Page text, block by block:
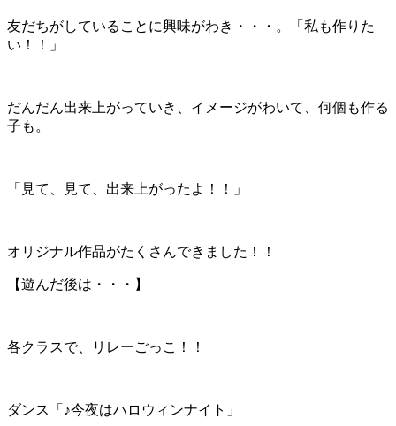
友だちがしていることに興味がわき・・・。「私も作りた
い！！」
だんだん出来上がっていき、イメージがわいて、何個も作る
子も。
「見て、見て、出来上がったよ！！」
オリジナル作品がたくさんできました！！
【遊んだ後は・・・】
各クラスで、リレーごっこ！！
ダンス「♪今夜はハロウィンナイト」